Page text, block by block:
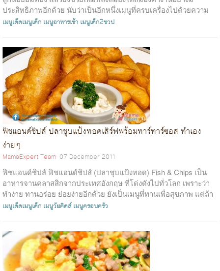
ประสิทธิภาพอีกด้วย นับว่าเป็นอีกหนึ่งเมนูที่ครบเครื่องไปด้วยความ
อร่อยและคุณปร...
เมนูเด็ดเมนูเด็ก เมนูอาหารเช้า เมนูเด็ก2ขวป
ฟิชแอนด์ชิปส์ ปลาชุบแป้งทอดเสิร์ฟพร้อมทาร์ทาร์ซอส ทำเอง
ง่ายๆ
MamaExpert Team 07 December 2011
ฟิชแอนด์ชิปส์ ฟิชแอนด์ชิปส์ (ปลาชุบแป้งทอด) Fish & Chips เป็น
อาหารจานคลาสสิกจากประเทศอังกฤษ ที่โด่งดังไปทั่วโลก เพราะว่า
ทำง่าย ทานอร่อย ย่อยง่ายอีกด้วย ยังเป็นเมนูที่ทานเพื่อสุขภาพ แต่ถ้า
ทานมาก...
เมนูเด็ดเมนูเด็ก เมนูวัยคิดส์ เมนูครอบครัว